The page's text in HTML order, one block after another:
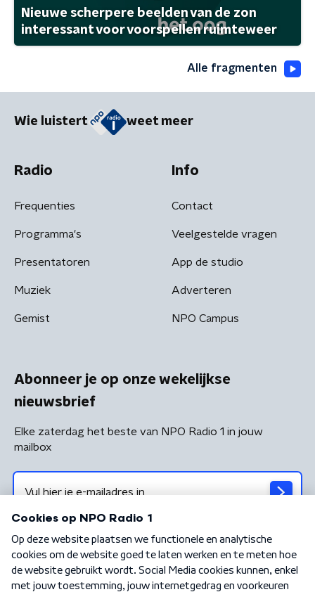
Nieuwe scherpere beelden van de zon
interessant voor voorspellen ruimteweer
Alle fragmenten
Wie luistert weet meer
Radio
Frequenties
Programma's
Presentatoren
Muziek
Gemist
Info
Contact
Veelgestelde vragen
App de studio
Adverteren
NPO Campus
Abonneer je op onze wekelijkse
nieuwsbrief
Elke zaterdag het beste van NPO Radio 1 in jouw
mailbox
Algemene voorwaarden